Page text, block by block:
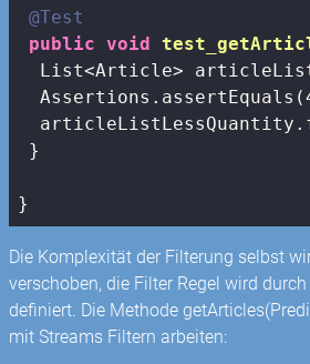
@Test
public void
List<Article>
  Assertions.assertEquals(
}
}
Die Komplexität der Filterung selbst
verschoben, die Filter Regel wird
definiert. Die Methode
mit Streams Filtern arbeiten: